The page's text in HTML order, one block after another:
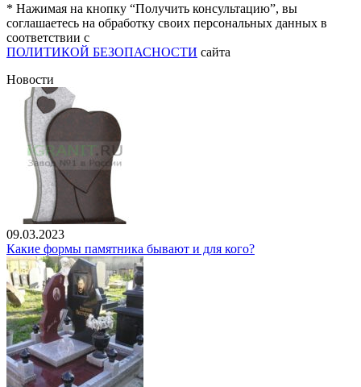
* Нажимая на кнопку “Получить консультацию”, вы
соглашаетесь на обработку своих персональных данных в
соответствии с
ПОЛИТИКОЙ БЕЗОПАСНОСТИ сайта
Новости
09.03.2023
Какие формы памятника бывают и для кого?